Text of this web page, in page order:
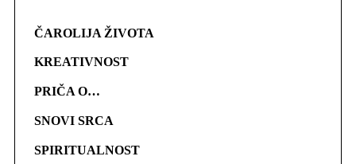
ČAROLIJA ŽIVOTA
KREATIVNOST
PRIČA O…
SNOVI SRCA
SPIRITUALNOST